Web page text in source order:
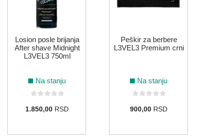
Losion posle brijanja
After shave Midnight
L3VEL3 750ml
Na stanju
1.850,00RSD
Peškir za berbere
L3VEL3 Premium crni
Na stanju
900,00RSD